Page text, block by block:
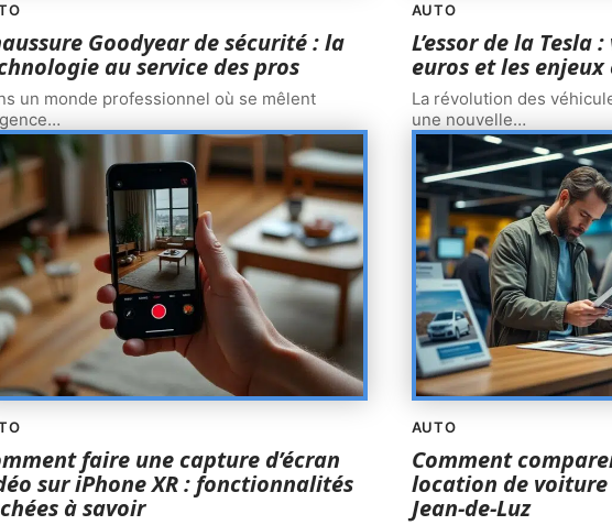
Goodyear de sécurité : la
au service des pros
un monde professionnel où se mêlent
…
AUTO
L’essor de la Tesla
euros et les
La révolution des
une nouvelle…
faire une capture d’écran
sur iPhone XR : fonctionnalités
à savoir
AUTO
Comment
location de voiture
Jean-de-Luz